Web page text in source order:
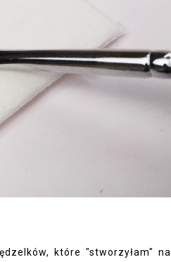
które "stworzyłam" na